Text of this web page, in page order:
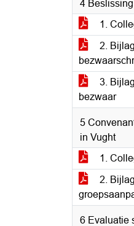
4
1.
2.
3.
bezwaar
5
in Vught
1.
2.
6 Evaluatie